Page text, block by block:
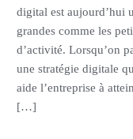
digital est aujourd’hui
grandes comme les
d’activité. Lorsqu’on
une stratégie digitale
aide l’entreprise à
[…]